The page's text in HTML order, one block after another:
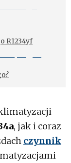
R1234yf
, jak i coraz
czynnik